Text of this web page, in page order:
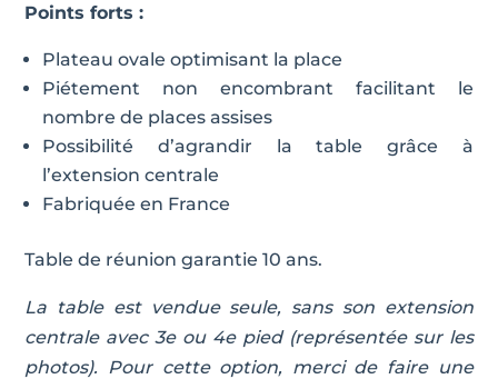
Points forts :
Plateau ovale optimisant la place
Piétement non encombrant facilitant le
nombre de places assises
Possibilité d’agrandir la table grâce à
l’extension centrale
Fabriquée en France
Table de réunion garantie 10 ans.
La table est vendue seule, sans son extension
centrale avec 3e ou 4e pied (représentée sur les
photos). Pour cette option, merci de faire une